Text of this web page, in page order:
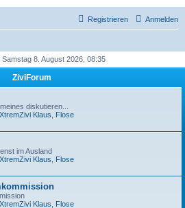
Anmelden
Registrieren
Samstag 8. August 2026, 08:35
ZiviForum
diskutieren...
Klaus
Flose
im Ausland
Klaus
Flose
Klaus
Flose